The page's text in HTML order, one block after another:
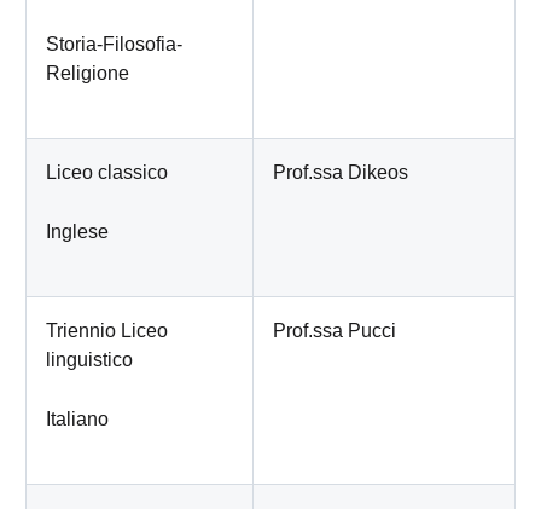
Storia-Filosofia-
Religione
Liceo classico
Inglese
Prof.ssa Dikeos
Triennio Liceo
linguistico
Italiano
Prof.ssa Pucci